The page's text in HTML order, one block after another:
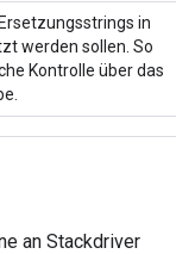
in
werden sollen. So
Kontrolle über das
an Stackdriver